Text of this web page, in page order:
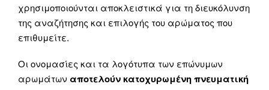
χρησιμοποιούνται αποκλειστικά για τη διευκόλυνση
της αναζήτησης και επιλογής του αρώματος που
επιθυμείτε.
Οι ονομασίες και τα λογότυπα των επώνυμων
αρωμάτων αποτελούν κατοχυρωμένη πνευματική